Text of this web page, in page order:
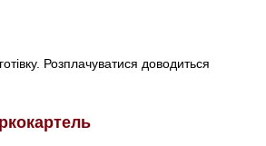
Розплачуватися доводиться